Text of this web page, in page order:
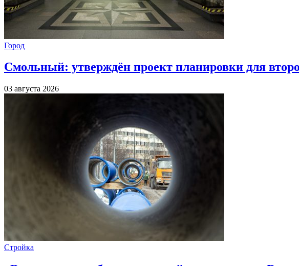
Город
Смольный: утверждён проект планировки для
03 августа 2026
Стройка